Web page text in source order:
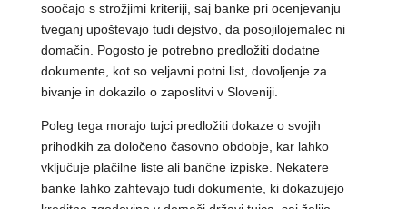
soočajo s strožjimi kriteriji, saj banke pri ocenjevanju
tveganj upoštevajo tudi dejstvo, da posojilojemalec ni
domačin. Pogosto je potrebno predložiti dodatne
dokumente, kot so veljavni potni list, dovoljenje za
bivanje in dokazilo o zaposlitvi v Sloveniji.
Poleg tega morajo tujci predložiti dokaze o svojih
prihodkih za določeno časovno obdobje, kar lahko
vključuje plačilne liste ali bančne izpiske. Nekatere
banke lahko zahtevajo tudi dokumente, ki dokazujejo